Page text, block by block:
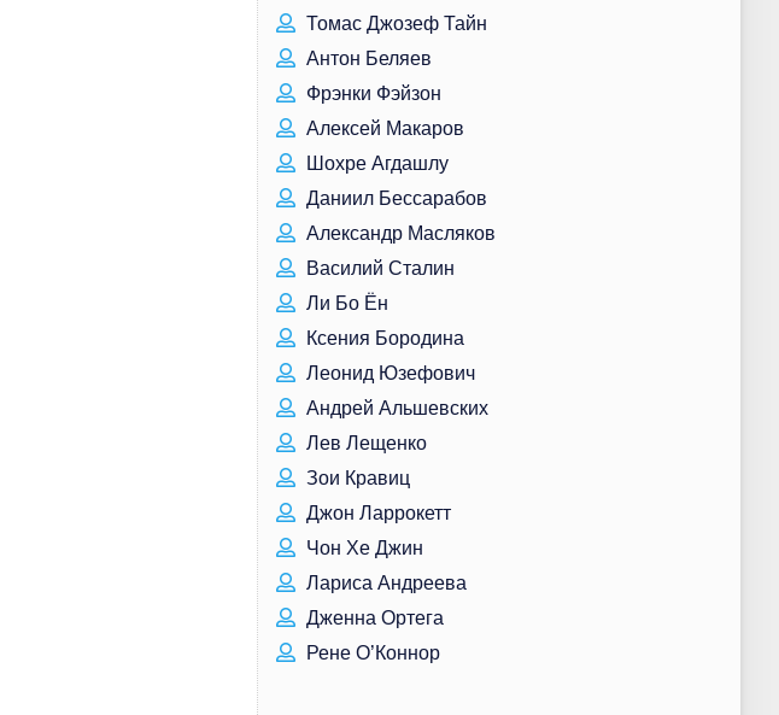
Томас Джозеф Тайн
Антон Беляев
Фрэнки Фэйзон
Алексей Макаров
Шохре Агдашлу
Даниил Бессарабов
Александр Масляков
Василий Сталин
Ли Бо Ён
Ксения Бородина
Леонид Юзефович
Андрей Альшевских
Лев Лещенко
Зои Кравиц
Джон Ларрокетт
Чон Хе Джин
Лариса Андреева
Дженна Ортега
Рене О’Коннор